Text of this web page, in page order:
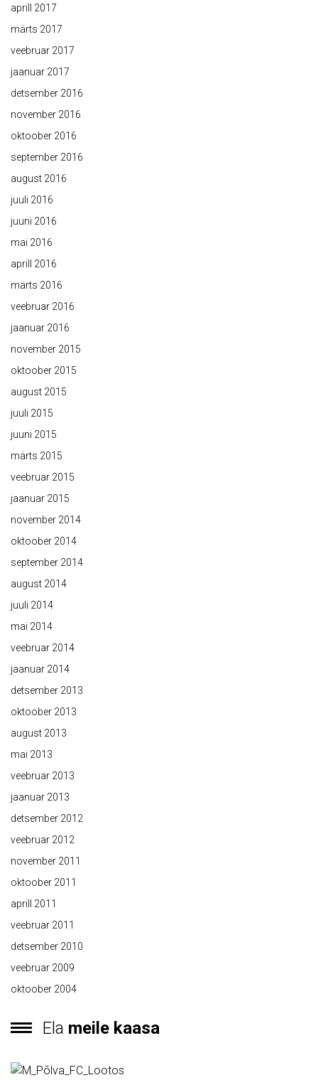
aprill 2017
märts 2017
veebruar 2017
jaanuar 2017
detsember 2016
november 2016
oktoober 2016
september 2016
august 2016
juuli 2016
juuni 2016
mai 2016
aprill 2016
märts 2016
veebruar 2016
jaanuar 2016
november 2015
oktoober 2015
august 2015
juuli 2015
juuni 2015
märts 2015
veebruar 2015
jaanuar 2015
november 2014
oktoober 2014
september 2014
august 2014
juuli 2014
mai 2014
veebruar 2014
jaanuar 2014
detsember 2013
oktoober 2013
august 2013
mai 2013
veebruar 2013
jaanuar 2013
detsember 2012
veebruar 2012
november 2011
oktoober 2011
aprill 2011
veebruar 2011
detsember 2010
veebruar 2009
oktoober 2004
Ela meile kaasa